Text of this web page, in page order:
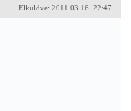
Elküldve: 2011.03.16. 22:47